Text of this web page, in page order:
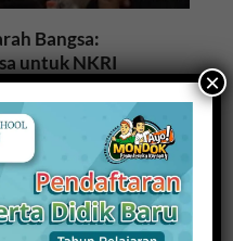
Bangsa:
untuk NKRI
×